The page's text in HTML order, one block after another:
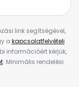
link segítségével,
a kapcsolatfelvételi
információért kérjük,
. Minimális rendelési